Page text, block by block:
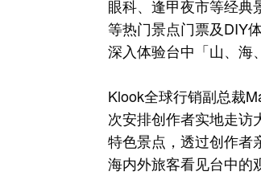
眼科、逢甲夜市等经典
等热门景点门票及DIY
深入体验台中「山、海
Klook全球行销副总裁
次安排创作者实地走访
特色景点，透过创作者
海内外旅客看见台中的